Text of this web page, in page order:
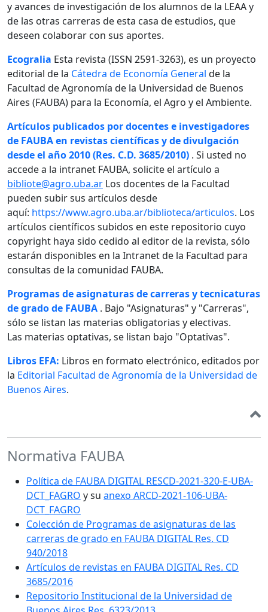
y avances de investigación de los alumnos de la LEAA y
de las otras carreras de esta casa de estudios, que
deseen colaborar con sus aportes.
Ecogralia Esta revista (ISSN 2591-3263), es un proyecto
editorial de la Cátedra de Economía General de la
Facultad de Agronomía de la Universidad de Buenos
Aires (FAUBA) para la Economía, el Agro y el Ambiente.
Artículos publicados por docentes e investigadores
de FAUBA en revistas científicas y de divulgación
desde el año 2010 (Res. C.D. 3685/2010) . Si usted no
accede a la intranet FAUBA, solicite el artículo a
bibliote@agro.uba.ar Los docentes de la Facultad
pueden subir sus artículos desde
aquí: https://www.agro.uba.ar/biblioteca/articulos. Los
artículos científicos subidos en este repositorio cuyo
copyright haya sido cedido al editor de la revista, sólo
estarán disponibles en la Intranet de la Facultad para
consultas de la comunidad FAUBA.
Programas de asignaturas de carreras y tecnicaturas
de grado de FAUBA . Bajo "Asignaturas" y "Carreras",
sólo se listan las materias obligatorias y electivas.
Las materias optativas, se listan bajo "Optativas".
Libros EFA: Libros en formato electrónico, editados por
la Editorial Facultad de Agronomía de la Universidad de
Buenos Aires.
Normativa FAUBA
Política de FAUBA DIGITAL RESCD-2021-320-E-UBA-
DCT_FAGRO y su anexo ARCD-2021-106-UBA-
DCT_FAGRO
Colección de Programas de asignaturas de las
carreras de grado en FAUBA DIGITAL Res. CD
940/2018
Artículos de revistas en FAUBA DIGITAL Res. CD
3685/2016
Repositorio Institucional de la Universidad de